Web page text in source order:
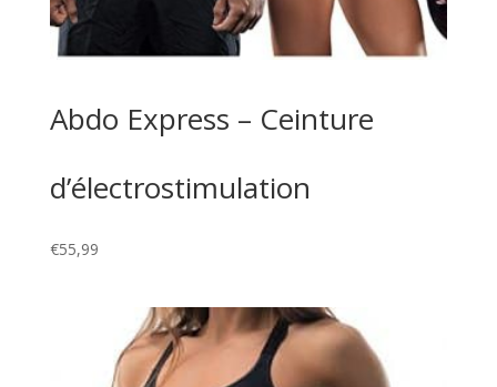
Abdo Express – Ceinture
d’électrostimulation
€55,99